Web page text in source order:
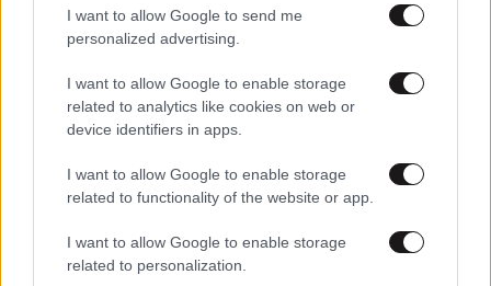
I want to allow Google to send me
personalized advertising.
I want to allow Google to enable storage
related to analytics like cookies on web or
device identifiers in apps.
I want to allow Google to enable storage
related to functionality of the website or app.
I want to allow Google to enable storage
related to personalization.
ΚΟΣΜΟΣ07·08·2026 23:03